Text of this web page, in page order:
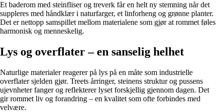
Et baderom med steinfliser og treverk får en helt ny stemning når det
suppleres med håndklær i naturfarger, et linforheng og grønne planter.
Det er nettopp samspillet mellom materialene som gjør at rommet føles
harmonisk og menneskelig.
Lys og overflater – en sanselig helhet
Naturlige materialer reagerer på lys på en måte som industrielle
overflater sjelden gjør. Treets årringer, steinens struktur og pussens
ujevnheter fanger og reflekterer lyset forskjellig gjennom dagen. Det
gir rommet liv og forandring – en kvalitet som ofte forbindes med
velvære.